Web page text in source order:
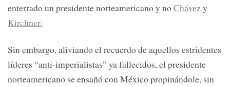
enterrado un presidente norteamericano y noChávezy
Kirchner.
Sin embargo, aliviando el recuerdo de aquellos estridentes
líderes “anti-imperialistas” ya fallecidos, el presidente
norteamericano se ensañó con México propinándole, sin